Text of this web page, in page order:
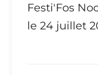
Festi'Fos
le 24 juillet